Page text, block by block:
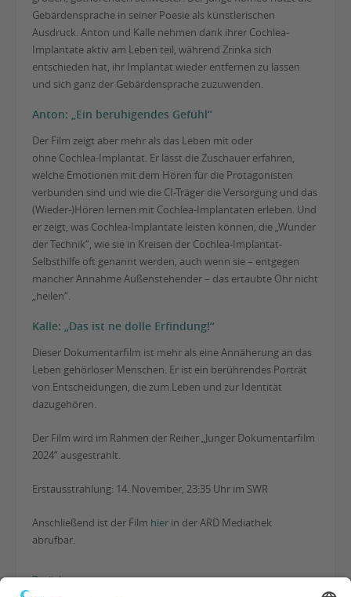
Gebärdensprache in seiner Poesie als künstlerischen
Ausdruck. Anton und Kalle nehmen dank ihrer Cochlea-
Implantate aktiv am Leben teil, während Zrinka sich
entschieden hat, ihr Implantat wieder entfernen zu lassen
und sich ganz der Gebärdensprache zuzuwenden.
Anton: „Ein beruhigendes Gefühl“
Der Film zeigt aber mehr als das Leben mit oder
ohne Cochlea-Implantat. Er lässt die Zuschauer erfahren,
welche Emotionen mit dem Hören für die Protagonisten
verbunden sind und wie die CI-Träger die Versorgung und das
(Wieder-)Hören lernen mit Cochlea-Implantaten erleben. Und
er zeigt, was Cochlea-Implantate leisten können, die „Wunder
der Technik“, wie sie in Kreisen der Cochlea-Implantat-
Selbsthilfe oft genannt werden, auch wenn sie – entgegen
mancher Annahme Außenstehender – das ertaubte Ohr nicht
„heilen“.
Kalle: „Das ist ne dolle Erfindung!“
Dieser Dokumentarfilm ist mehr als eine Annäherung an das
Leben gehörloser Menschen. Er ist ein berührendes Porträt
von Entscheidungen, die zum Leben und zur Identität
dazugehören.
Der Film wird im Rahmen der Reiher „Junger Dokumentarfilm
2024“ ausgestrahlt.
Erstausstrahlung: 14. November, 23:35 Uhr im SWR
Anschließend ist der Film hier in der ARD Mediathek
abrufbar.
Zurück